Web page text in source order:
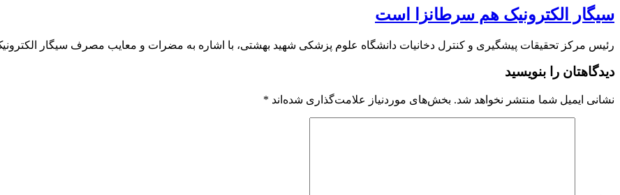
سیگار الکترونیک هم سرطانزا است
رئیس مرکز تحقیقات پیشگیری و کنترل دخانیات دانشگاه علوم پزشکی شهید بهشتی، با اشاره به مضرات و معایب مصرف سیگار
دیدگاهتان را بنویسید
نشانی ایمیل شما منتشر نخواهد شد. بخش‌های موردنیاز علامت‌گذاری شده‌اند *